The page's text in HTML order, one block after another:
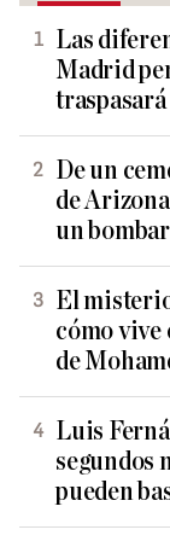
Las
Madrid
traspasará
De un
de
un
El
cómo vive
de
Luis
segundos
pueden